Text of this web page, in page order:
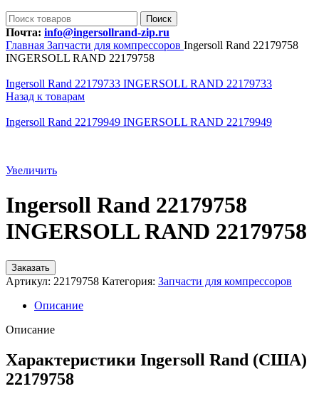
Поиск
Почта: info@ingersollrand-zip.ru
Главная Запчасти для компрессоров Ingersoll Rand 22179758
INGERSOLL RAND 22179758
Ingersoll Rand 22179733 INGERSOLL RAND 22179733
Назад к товарам
Ingersoll Rand 22179949 INGERSOLL RAND 22179949
Увеличить
Ingersoll Rand 22179758
INGERSOLL RAND 22179758
Заказать
Артикул: 22179758 Категория: Запчасти для компрессоров
Описание
Описание
Характеристики Ingersoll Rand (США)
22179758